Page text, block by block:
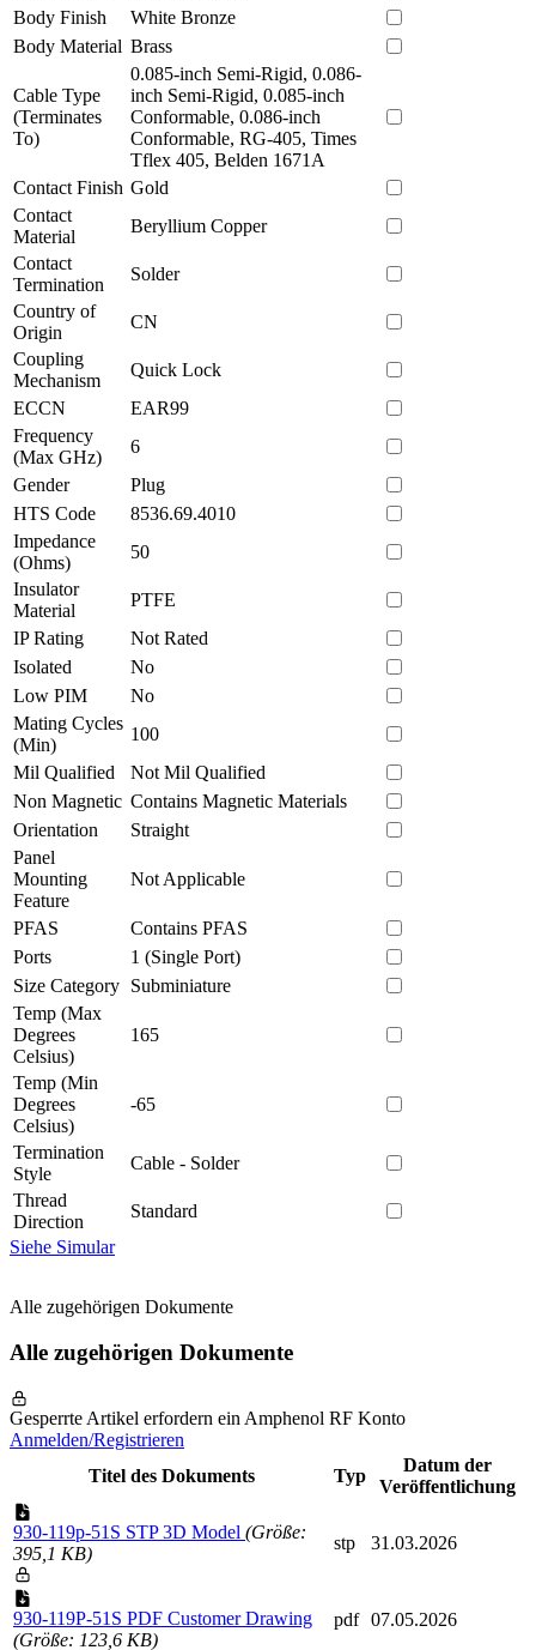
Body Finish
White Bronze
Body Material Brass
Cable Type
(Terminates
To)
0.085-inch Semi-Rigid, 0.086-
inch Semi-Rigid, 0.085-inch
Conformable, 0.086-inch
Conformable, RG-405, Times
Tflex 405, Belden 1671A
Contact Finish Gold
Contact
Material
Beryllium Copper
Contact
Termination
Solder
Country of
Origin
CN
Coupling
Mechanism
Quick Lock
ECCN
EAR99
Frequency
(Max GHz)
6
Gender
Plug
HTS Code
8536.69.4010
Impedance
(Ohms)
50
Insulator
Material
PTFE
IP Rating
Not Rated
Isolated
No
Low PIM
No
Mating Cycles
(Min)
100
Mil Qualified
Not Mil Qualified
Non Magnetic Contains Magnetic Materials
Orientation
Straight
Panel
Mounting
Feature
Not Applicable
PFAS
Contains PFAS
Ports
1 (Single Port)
Size Category Subminiature
Temp (Max
Degrees
Celsius)
165
Temp (Min
Degrees
Celsius)
-65
Termination
Style
Cable - Solder
Thread
Direction
Standard
Siehe Simular
Alle zugehörigen Dokumente
Alle zugehörigen Dokumente
Gesperrte Artikel erfordern ein Amphenol RF Konto
Anmelden/Registrieren
Titel des Dokuments
Typ
Datum der
Veröffentlichung
930-119p-51S STP 3D Model (Größe:
395,1 KB)
stp 31.03.2026
930-119P-51S PDF Customer Drawing
(Größe: 123,6 KB)
pdf 07.05.2026